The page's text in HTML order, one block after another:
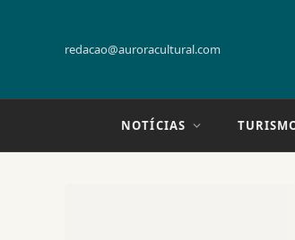
redacao@auroracultural.com
NOTÍCIAS